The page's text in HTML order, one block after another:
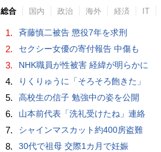
総合 国内 政治 海外 経済 IT
1. 斉藤慎二被告 懲役7年を求刑
2. セクシー女優の寄付報告 中傷も
3. NHK職員が性被害 経緯が明らかに
4. りくりゅうに「そろそろ飽きた」
5. 高校生の信子 勉強中の姿を公開
6. 山本前代表「洗礼受けたね」連絡
7. シャインマスカット約400房盗難
8. 30代で祖母 交際1カ月で妊娠